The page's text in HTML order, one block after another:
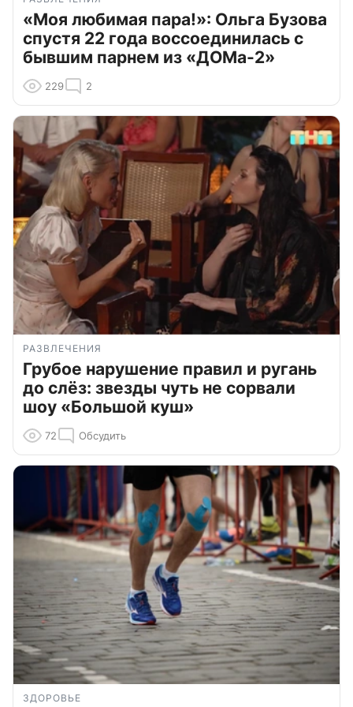
«Моя любимая пара!»: Ольга Бузова
спустя 22 года воссоединилась с
бывшим парнем из «ДОМа-2»
229 2
РАЗВЛЕЧЕНИЯ
Грубое нарушение правил и ругань
до слёз: звезды чуть не сорвали
шоу «Большой куш»
72 Обсудить
ЗДОРОВЬЕ